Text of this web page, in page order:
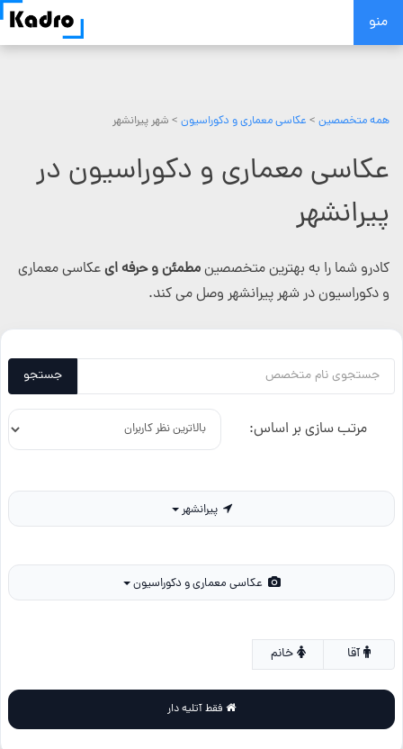
Skip
منو
همه متخصصین > عکاسی معماری و دکوراسیون > شهر پیرانشهر
عکاسی معماری و دکوراسیون در
پیرانشهر
کادرو شما را به بهترین متخصصینمطمئن و حرفه ایعکاسی معماری
و دکوراسیون در شهر پیرانشهر وصل می کند.
جستجو
مرتب سازی بر اساس:
پیرانشهر
خانم